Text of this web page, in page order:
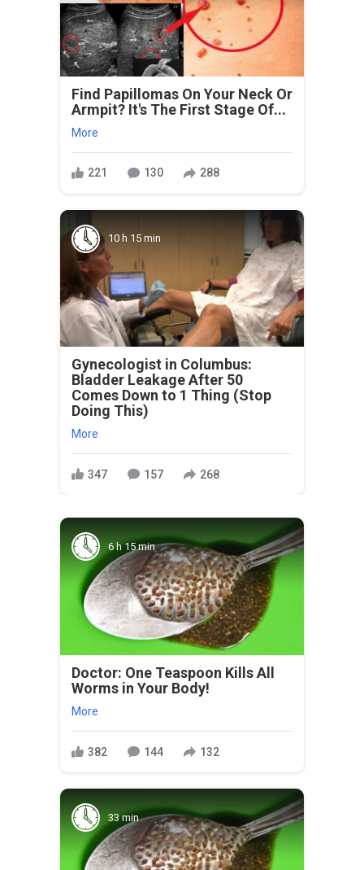
Find Papillomas On Your Neck Or
Armpit? It's The First Stage Of...
More
221 130 288
10 h 15 min
Gynecologist in Columbus:
Bladder Leakage After 50
Comes Down to 1 Thing (Stop
Doing This)
More
347 157 268
6 h 15 min
Doctor: One Teaspoon Kills All
Worms in Your Body!
More
382 144 132
33 min